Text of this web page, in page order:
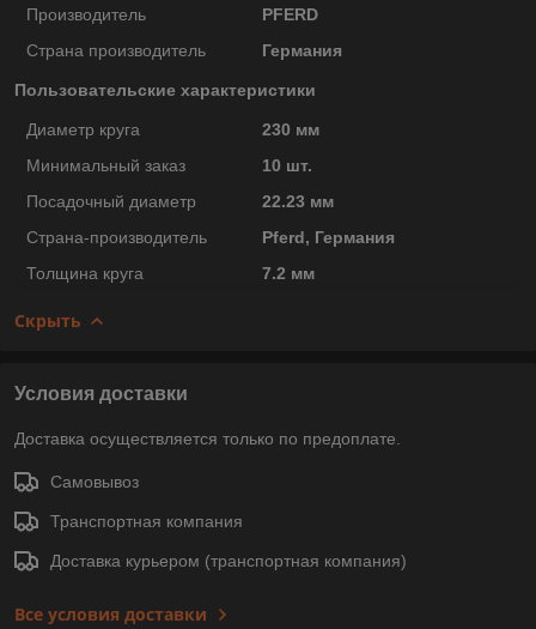
Производитель
PFERD
Страна производитель
Германия
Пользовательские характеристики
Диаметр круга
230 мм
Минимальный заказ
10 шт.
Посадочный диаметр
22.23 мм
Страна-производитель
Pferd, Германия
Толщина круга
7.2 мм
Скрыть
Условия доставки
Доставка осуществляется только по предоплате.
Самовывоз
Транспортная компания
Доставка курьером (транспортная компания)
Все условия доставки